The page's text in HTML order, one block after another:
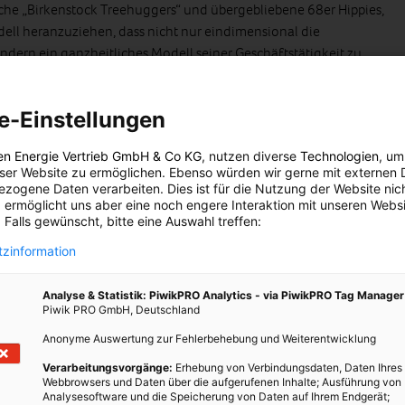
„Birkenstock Treehuggers“ und übergebliebene 68er Hippies,
heranzuziehen, dass nicht nur eindimensional die
ein ganzheitliches Modell seiner Geschäftstätigkeit zu
Erwartungen von Stakeholdern.
Umwelt und Nachhaltigkeitsberichten vermehrt als
Wie sieht die Zukunft von CSR in Zeiten der
z.B. an Social Business als eigener Wirtschaftsfaktor?
Was die Unternehmenskommunikation und die
oder CSR anbelangt, liegt die Zukunft im
berichtet nicht nur über seine finanzielle
non-financial Performance, weil die mindestens ebenso
wie das reine Zahlenwerk. Zahlenwerke sind immer
die Zukunft blicken, sind daher eigentlich für den Investor
der Wirtschaftskrise aus? Rosig, absolut rosig. Weil immer
verstehen zwischen einem PR Gag und seriöser CSR Strategie,
ihrer Stakeholder gewinnen können und damit
Einstellungen
Energie Vertrieb GmbH & Co KG, nutzen diverse Technologien,
Website zu ermöglichen. Ebenso würden wir gerne mit externen
Daten verarbeiten. Dies ist für die Nutzung der Website
ermöglicht uns aber eine noch engere Interaktion mit unseren
Falls gewünscht, bitte eine Auswahl treffen:
Analyse & Statistik: PiwikPRO Analytics - via PiwikPRO Tag Manager
Piwik PRO GmbH, Deutschland
Anonyme Auswertung zur Fehlerbehebung und Weiterentwicklung
Verarbeitungsvorgänge: Erhebung von Verbindungsdaten, Daten Ihres
Webbrowsers und Daten über die aufgerufenen Inhalte; Ausführung von
Analysesoftware und die Speicherung von Daten auf Ihrem Endgerät;